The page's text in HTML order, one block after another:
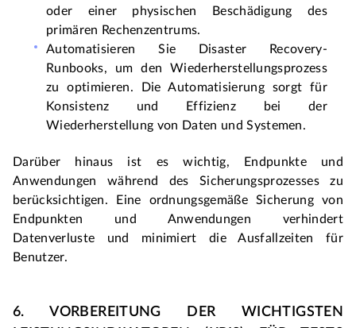
oder einer physischen Beschädigung des
primären Rechenzentrums.
Automatisieren Sie Disaster Recovery-
Runbooks, um den Wiederherstellungsprozess
zu optimieren. Die Automatisierung sorgt für
Konsistenz und Effizienz bei der
Wiederherstellung von Daten und Systemen.
Darüber hinaus ist es wichtig, Endpunkte und
Anwendungen während des Sicherungsprozesses zu
berücksichtigen. Eine ordnungsgemäße Sicherung von
Endpunkten und Anwendungen verhindert
Datenverluste und minimiert die Ausfallzeiten für
Benutzer.
6. VORBEREITUNG DER WICHTIGSTEN